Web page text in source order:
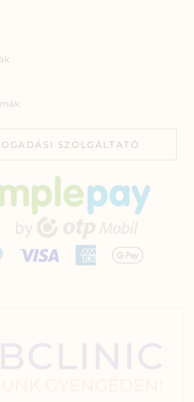
SZOLGÁLTATÓ